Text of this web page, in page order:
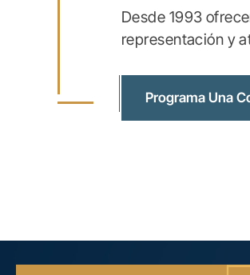
Desde 1993
representación y
Programa Una